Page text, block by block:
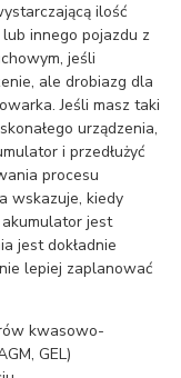
ilość
innego pojazdu z
jeśli
ale drobiazg dla
Jeśli masz taki
urządzenia,
i przedłużyć
procesu
wskazuje, kiedy
jest
jest dokładnie
lepiej zaplanować
kwasowo-
GEL)